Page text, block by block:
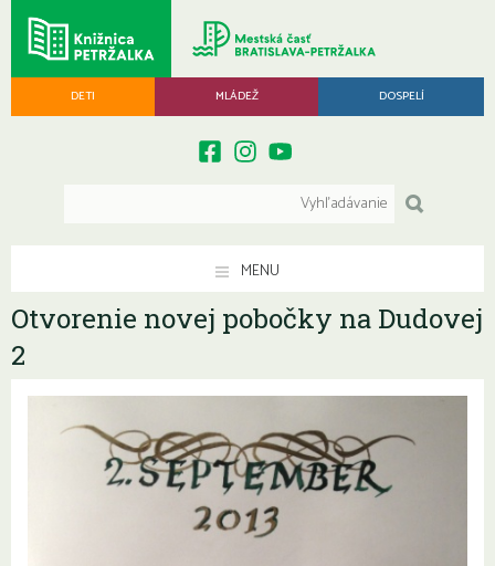
DETI MLÁDEŽ DOSPELÍ
MENU
Otvorenie novej pobočky na Dudovej
2